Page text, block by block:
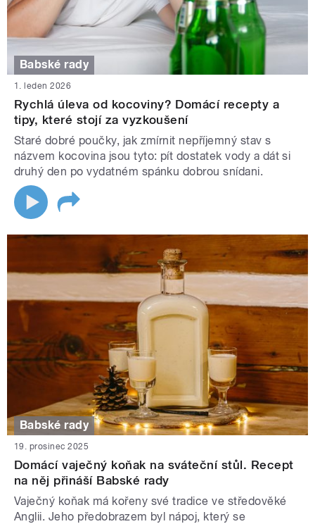
Babské rady
1. leden 2026
Rychlá úleva od kocoviny? Domácí recepty a
tipy, které stojí za vyzkoušení
Staré dobré poučky, jak zmírnit nepříjemný stav s
názvem kocovina jsou tyto: pít dostatek vody a dát si
druhý den po vydatném spánku dobrou snídani.
Babské rady
19. prosinec 2025
Domácí vaječný koňak na sváteční stůl. Recept
na něj přináší Babské rady
Vaječný koňak má kořeny své tradice ve středověké
Anglii. Jeho předobrazem byl nápoj, který se